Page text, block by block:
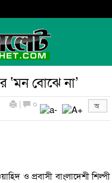
‘মন বোঝে না’
| ০
ও প্রবাসী বাংলাদেশী শিল্পী